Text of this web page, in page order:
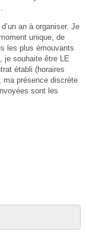
an à organiser. Je
unique, de
les plus émouvants
je souhaite être LE
établi (horaires
ma présence discrète
sont les